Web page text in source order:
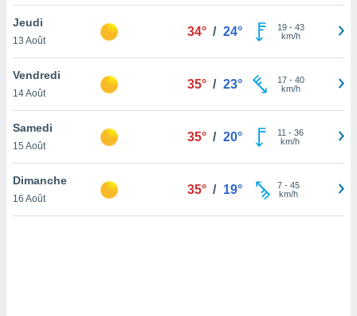
votre
à
en
le
Jeudi
13 Août
34° / 24° 19- 43
km/h
Vendredi
14 Août
35° / 23° 17- 40
km/h
Samedi
15 Août
35° / 20° 11 - 36
km/h
Dimanche
16 Août
35° / 19° 7- 45
km/h